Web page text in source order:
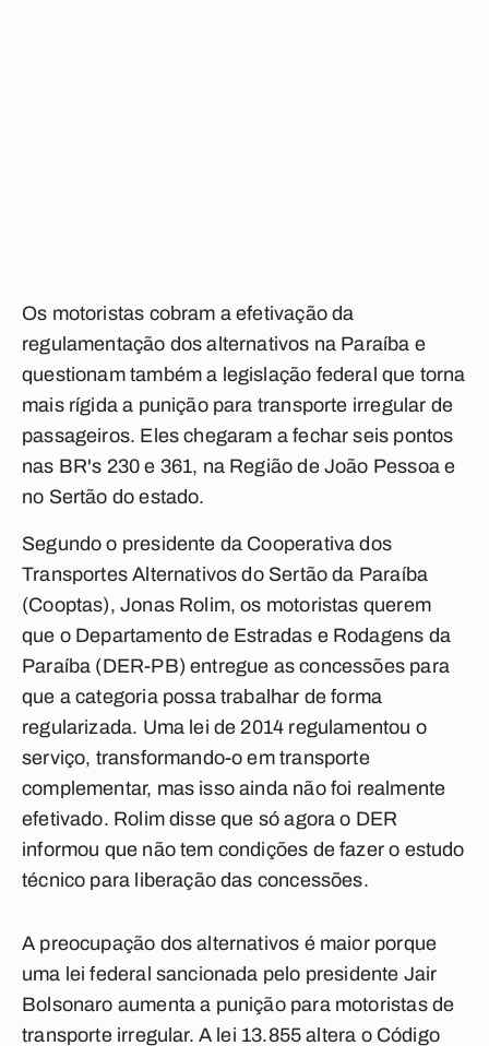
Os motoristas cobram a efetivação da
regulamentação dos alternativos na Paraíba e
questionam também a legislação federal que torna
mais rígida a punição para transporte irregular de
passageiros. Eles chegaram a fechar seis pontos
nas BR's 230 e 361, na Região de João Pessoa e
no Sertão do estado.
Segundo o presidente da Cooperativa dos
Transportes Alternativos do Sertão da Paraíba
(Cooptas), Jonas Rolim, os motoristas querem
que o Departamento de Estradas e Rodagens da
Paraíba (DER-PB) entregue as concessões para
que a categoria possa trabalhar de forma
regularizada. Uma lei de 2014 regulamentou o
serviço, transformando-o em transporte
complementar, mas isso ainda não foi realmente
efetivado. Rolim disse que só agora o DER
informou que não tem condições de fazer o estudo
técnico para liberação das concessões.
A preocupação dos alternativos é maior porque
uma lei federal sancionada pelo presidente Jair
Bolsonaro aumenta a punição para motoristas de
transporte irregular. A lei 13.855 altera o Código